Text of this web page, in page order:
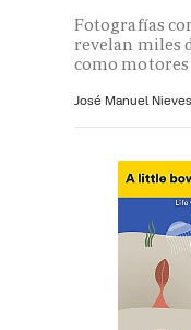
Fotografías
revelan miles
como motores
José Manuel Nieves